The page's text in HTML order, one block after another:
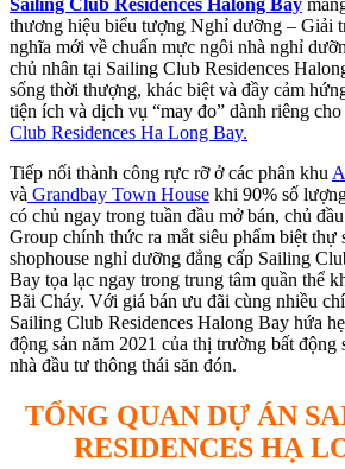
thương hiệu biểu tượng Nghỉ dưỡng – Giải
nghĩa mới về chuẩn mực ngôi nhà nghỉ
chủ nhân tại Sailing Club Residences
sống thời thượng, khác biệt và đầy cảm
tiện ích và dịch vụ “may đo” dành riêng
Club Residences Ha Long Bay.
Tiếp nối thành công rực rỡ ở các phân khu
và Grandbay Town House khi 90% số
có chủ ngay trong tuần đầu mở bán, chủ
Group chính thức ra mắt siêu phẩm biệt thự
shophouse nghỉ dưỡng đẳng cấp Sailing
Bay tọa lạc ngay trong trung tâm quần thể
Bãi Cháy. Với giá bán ưu đãi cùng nhiều
Sailing Club Residences Halong Bay hứa
động sản năm 2021 của thị trường bất
nhà đầu tư thông thái săn đón.
TỔNG QUAN DỰ ÁN
RESIDENCES HẠ